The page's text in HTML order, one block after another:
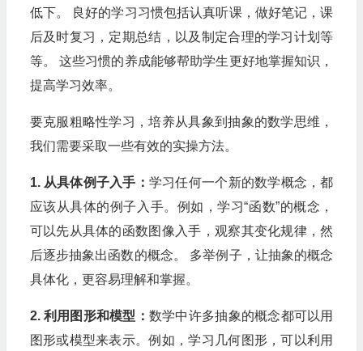
低下。 良好的学习习惯包括认真听课，做好笔记，课
后及时复习，定期总结，以及制定合理的学习计划等
等。 这些习惯的养成能够帮助学生更好地掌握知识，
提高学习效率。
要克服粗略性学习，培养从具象到抽象的数学思维，
我们需要采取一些有效的实操方法。
1. 从具体例子入手： 学习任何一个新的数学概念，都
应该从具体的例子入手。例如，学习“函数”的概念，
可以先从具体的函数图像入手，观察其变化规律，然
后逐步抽象出函数的概念。 多举例子，让抽象的概念
具体化，更容易理解和掌握。
2. 利用图形和模型： 数学中许多抽象的概念都可以用
图形或模型来表示。例如，学习几何图形，可以利用